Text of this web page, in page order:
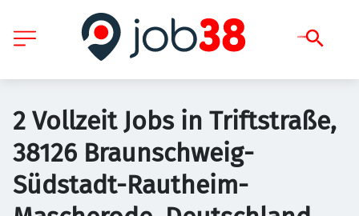
2 Vollzeit Jobs in Triftstraße,
38126 Braunschweig-
Südstadt-Rautheim-